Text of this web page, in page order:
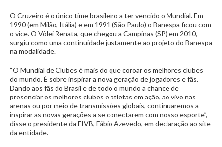
O Cruzeiro é o único time brasileiro a ter vencido o Mundial. Em
1990 (em Milão, Itália) e em 1991 (São Paulo) o Banespa ficou com
o vice. O Vôlei Renata, que chegou a Campinas (SP) em 2010,
surgiu como uma continuidade justamente ao projeto do Banespa
na modalidade.
“O Mundial de Clubes é mais do que coroar os melhores clubes
do mundo. É sobre inspirar a nova geração de jogadores e fãs.
Dando aos fãs do Brasil e de todo o mundo a chance de
presenciar os melhores clubes e atletas em ação, ao vivo nas
arenas ou por meio de transmissões globais, continuaremos a
inspirar as novas gerações a se conectarem com nosso esporte”,
disse o presidente da FIVB, Fábio Azevedo, em declaração ao site
da entidade.